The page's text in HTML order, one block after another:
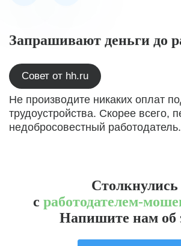
Запрашивают деньги до
Совет от hh.ru
Не производите никаких оплат
трудоустройства. Скорее всего,
недобросовестный работодатель.
Столкнулись
с работодателем-
Напишите нам об